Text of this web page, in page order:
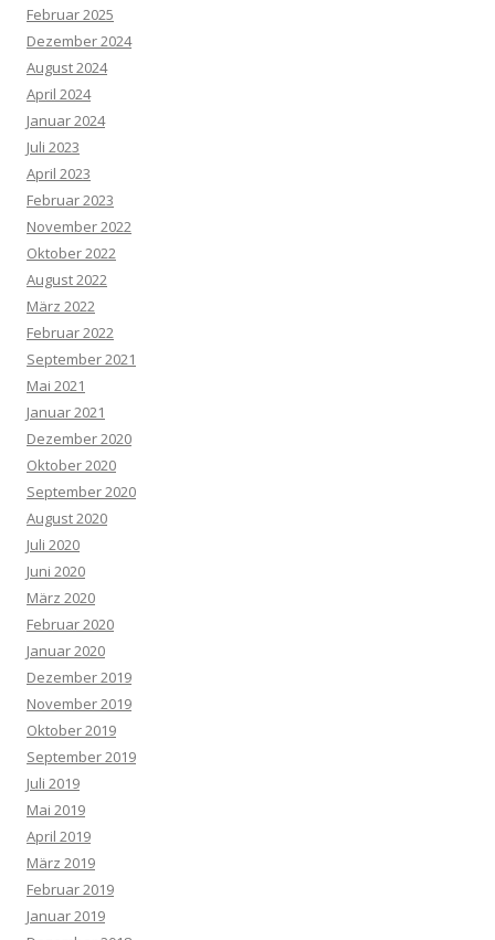
Februar 2025
Dezember 2024
August 2024
April 2024
Januar 2024
Juli 2023
April 2023
Februar 2023
November 2022
Oktober 2022
August 2022
März 2022
Februar 2022
September 2021
Mai 2021
Januar 2021
Dezember 2020
Oktober 2020
September 2020
August 2020
Juli 2020
Juni 2020
März 2020
Februar 2020
Januar 2020
Dezember 2019
November 2019
Oktober 2019
September 2019
Juli 2019
Mai 2019
April 2019
März 2019
Februar 2019
Januar 2019